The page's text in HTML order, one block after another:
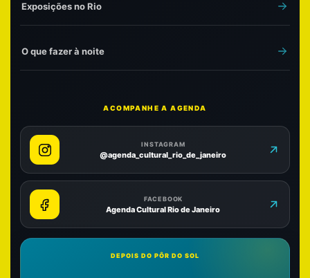
Exposições no Rio
O que fazer à noite
ACOMPANHE A AGENDA
INSTAGRAM
@agenda_cultural_rio_de_janeiro
FACEBOOK
Agenda Cultural Rio de Janeiro
DEPOIS DO PÔR DO SOL